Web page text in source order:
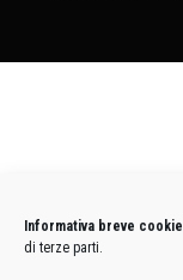
Informativa breve cookie
di terze parti.